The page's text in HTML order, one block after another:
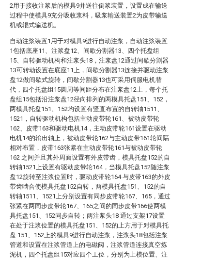
2用于接收注浆后的模具9并送往倒浆装置，设置成在输送
过程中使模具9充分吸收浆料，吸浆输送装置2为皮带输送
机或辊式输送机。
自动注浆装置1用于对模具9进行自动注浆，自动注浆装置
1包括底座11、注浆盘12、间歇分割器13、四个托盘组
15、自转驱动机构和注浆头18，注浆盘12通过间歇分割器
13可转动设置在底座11上，间歇分割器13连接并驱动注浆
盘12做间歇式旋转，间歇分割器13也可采用伺服电机替
代，四个托盘组15圆周等间距分布在注浆盘12上，每个托
盘组15包括沿注浆盘12径向排列的两模具托盘151、152，
两模具托盘151、152均设置有竖直布置的自转轴1511、
1521，自转驱动机构包括主动皮带轮161、被动皮带轮
162、皮带163和驱动电机14，主动皮带轮161设置在驱动
电机14的输出轴上，被动皮带轮162与主动皮带161轮间隔
相对布置，皮带163张紧在主动皮带轮161与被动皮带轮
162 之间并且其外周面设置有外皮带齿，模具托盘152的自
转轴1521上设置有驱动皮带轮164，当模具托盘152随注浆
盘12旋转至注浆位置时，驱动皮带轮164 与皮带163的外皮
带齿啮合使模具托盘152自转，两模具托盘151、152的自
转轴1511、1521上分别设置有同步皮带轮167、165，通过
张紧在两同步皮带轮167、165之间的同步皮带166使两模
具托盘151、152同步自转；两注浆头18 通过支架17设置
在处于注浆位置的模具托盘151、152的上方用于对模具托
盘 151、152上的模具9进行自动注浆，注浆头18包括注浆
管道和设置在注浆管道上的电磁阀，注浆管道连接真空炼
泥机，四个托盘组15对应四个工位，分别为上模位置、注